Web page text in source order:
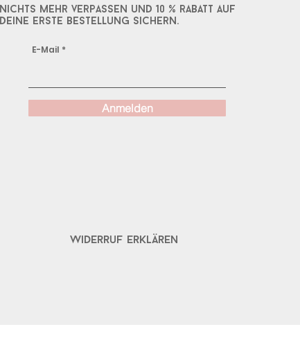
Nichts mehr verpassen und 10 % rabatt auf
deine erste bestellung sichern.
E-Mail
Anmelden
Widerruf erklären